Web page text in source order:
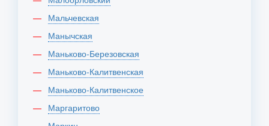
Мальчевская
Манычская
Маньково-Березовская
Маньково-Калитвенская
Маньково-Калитвенское
Маргаритово